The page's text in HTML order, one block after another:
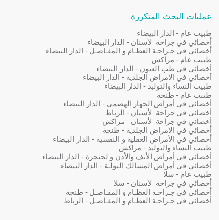
عمليات البحث المتكررة
طبيب عام - الدار البيضاء
أخصائي في جراحة الأسنان - الدار البيضاء
أخصائي في جـراحـة العظـام و المفـاصـل - الدار البيضاء
طبيب عام - مراكش
أخصائي في طب العيون - الدار البيضاء
أخصائي في الامراض الجلدية - الدار البيضاء
طبيب النساء والتوليد - الدار البيضاء
طبيب عام - طنجة
أخصائي في أمراض الجهاز الهضمي - الدار البيضاء
أخصائي في جراحة الأسنان - الرباط
أخصائي في جراحة الأسنان - مراكش
أخصائي في الامراض الجلدية - طنجة
أخصائي في الأمراض العقلية و النفسية - الدار البيضاء
طبيب النساء والتوليد - مراكش
أخصائي في أمراض الأنف والأذن والحنجرة - الدار البيضاء
أخصائي في أمراض المسالك البولية - الدار البيضاء
طبيب عام - سلا
أخصائي في جراحة الأسنان - سلا
أخصائي في جـراحـة العظـام و المفـاصـل - طنجة
أخصائي في جـراحـة العظـام و المفـاصـل - الرباط